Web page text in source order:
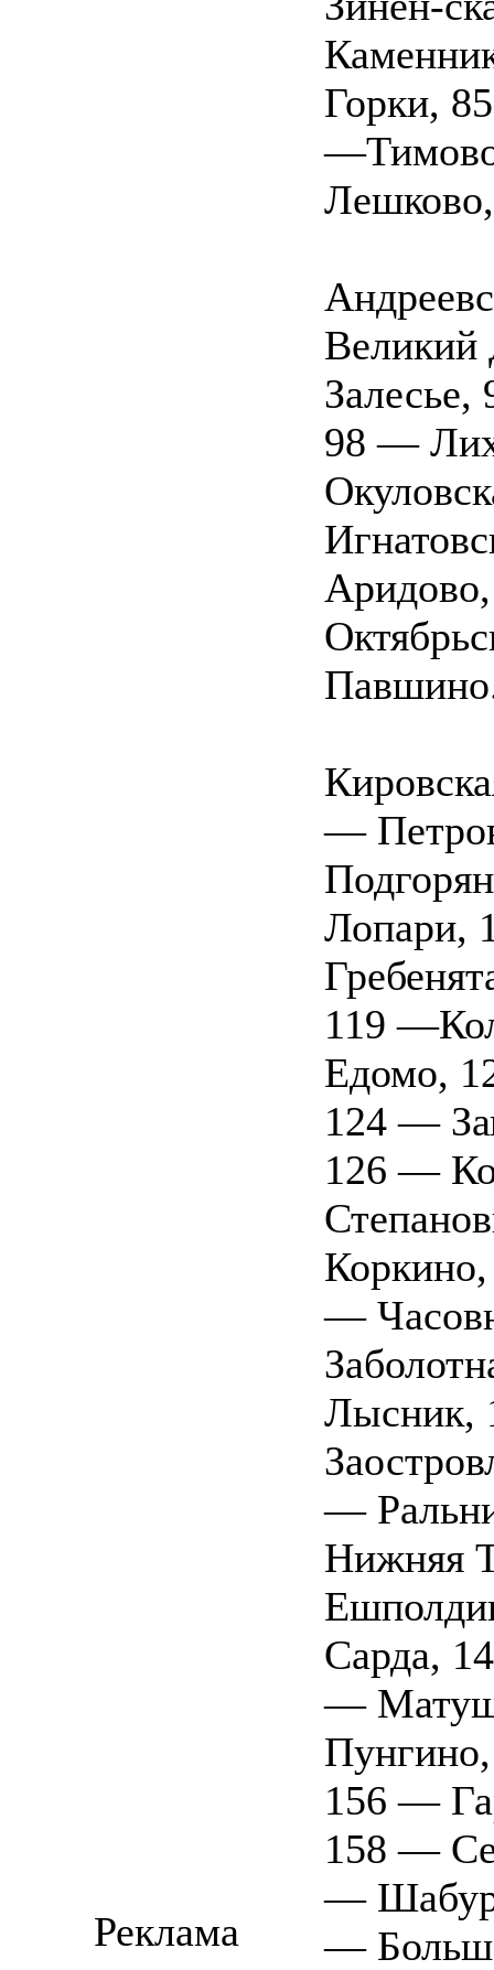
Горки,
98 —
—
Лопари,
119
Едомо,
124 —
126 —
—
Лысник,
—
Нижняя
Сарда,
—
156 —
158 —
—
—
Реклама